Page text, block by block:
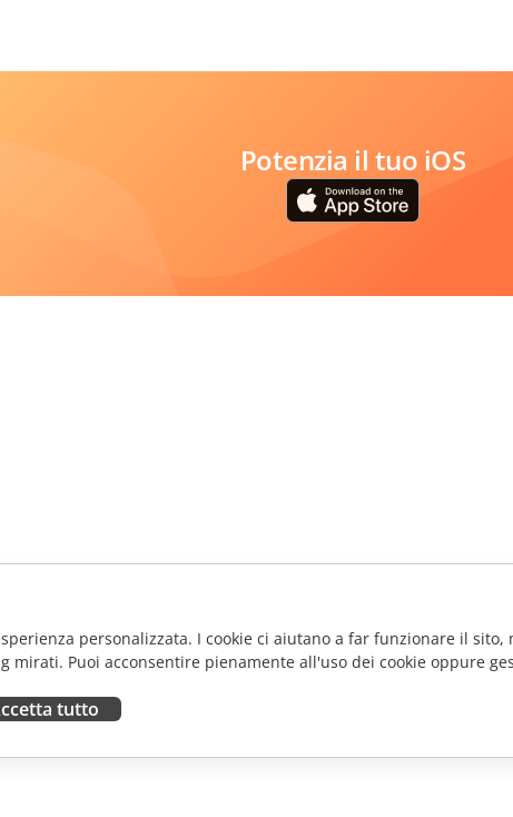
Potenzia il tuo iOS
personalizzata. I cookie ci aiutano a far funzionare il sito,
mirati. Puoi acconsentire pienamente all'uso dei cookie oppure
tutto